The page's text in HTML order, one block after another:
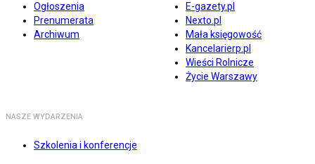
Ogłoszenia
Prenumerata
Archiwum
E-gazety.pl
Nexto.pl
Mała księgowość
Kancelarierp.pl
Wieści Rolnicze
Życie Warszawy
NASZE WYDARZENIA
Szkolenia i konferencje